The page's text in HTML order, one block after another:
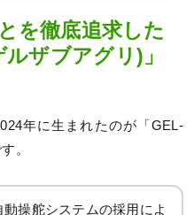
を徹底追求した
ザブアグリ)」
年に生まれたのが「GEL-
。
操舵システムの採用によ